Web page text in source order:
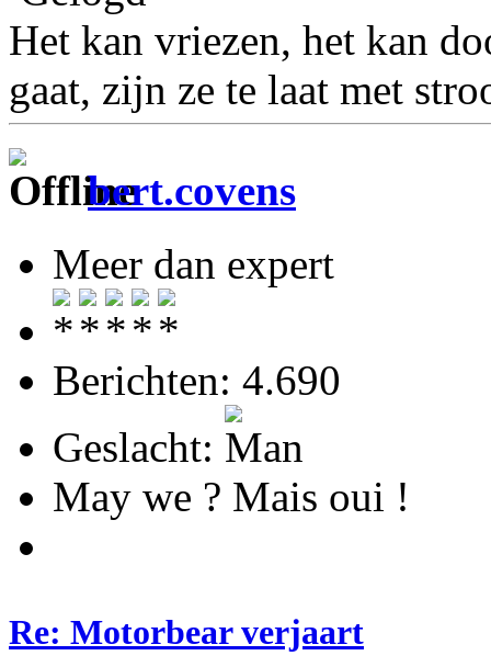
Het kan vriezen, het kan
gaat, zijn ze te laat met
bert.covens
Meer dan expert
Berichten: 4.690
Geslacht:
May we ? Mais oui !
Re: Motorbear verjaart